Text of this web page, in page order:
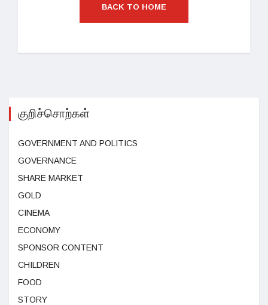
BACK TO HOME
குறிச்சொற்கள்
GOVERNMENT AND POLITICS
GOVERNANCE
SHARE MARKET
GOLD
CINEMA
ECONOMY
SPONSOR CONTENT
CHILDREN
FOOD
STORY